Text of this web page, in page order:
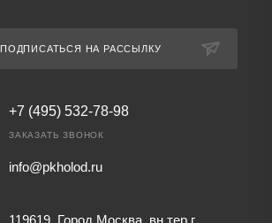
ПОДПИСАТЬСЯ НА РАССЫЛКУ
+7 (495) 532-78-98
ЗАКАЗАТЬ ЗВОНОК
info@pkholod.ru
119619, Город Москва, вн.тер.г.